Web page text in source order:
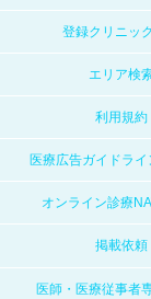
登録クリニッ
エリア検
利用規約
医療広告ガイドライ
オンライン診療
掲載依頼
医師・医療従事者